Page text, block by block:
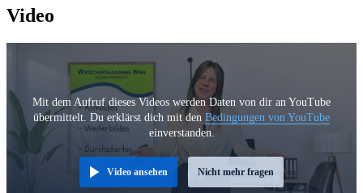
Video
Mit dem Aufruf dieses Videos werden Daten von dir an YouTube
übermittelt. Du erklärst dich mit den Bedingungen von YouTube
einverstanden.
Video ansehen Nicht mehr fragen